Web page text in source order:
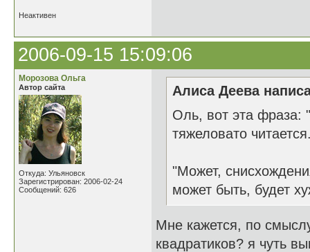
Неактивен
2006-09-15 15:09:06
Морозова Ольга
Автор сайта
Откуда: Ульяновск
Зарегистрирован: 2006-02-24
Сообщений: 626
Алиса Деева
Оль, вот эта фраза:
тяжеловато
"Может,
может быть, будет
Мне кажется, по
квадратиков? я чуть